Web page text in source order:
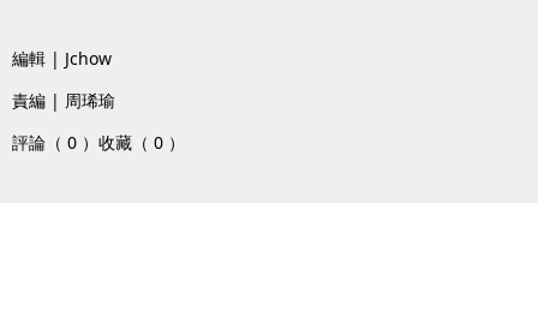
編輯 | Jchow
責編 | 周琋瑜
評論（ 0 ） 收藏（ 0 ）